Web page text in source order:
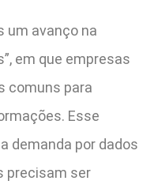
um avanço na
em que empresas
comuns para
Esse
demanda por dados
precisam ser